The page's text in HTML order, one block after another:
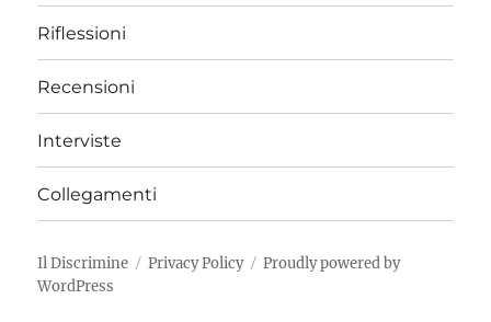
Riflessioni
Recensioni
Interviste
Collegamenti
Il Discrimine Privacy Policy
Proudly powered by
WordPress